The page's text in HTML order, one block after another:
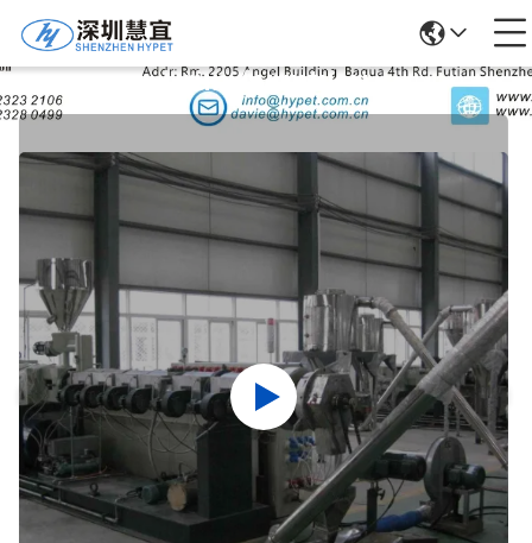
Ürün Ayrıntıları